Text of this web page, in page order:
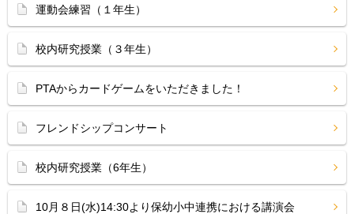
運動会練習（１年生）
校内研究授業（３年生）
PTAからカードゲームをいただきました！
フレンドシップコンサート
校内研究授業（6年生）
10月８日(水)14:30より保幼小中連携における講演会